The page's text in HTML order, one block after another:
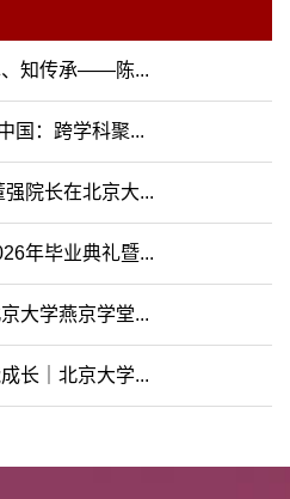
、知传承——陈...
国：跨学科聚...
院长在北京大...
年毕业典礼暨...
大学燕京学堂...
长｜北京大学...